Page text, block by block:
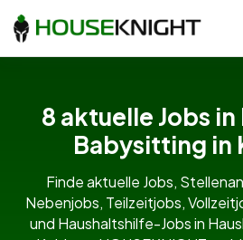
8 aktuelle Jobs in
Babysitting in
Finde aktuelle Jobs,
Nebenjobs, Teilzeitjobs,
und Haushaltshilfe-Jobs in